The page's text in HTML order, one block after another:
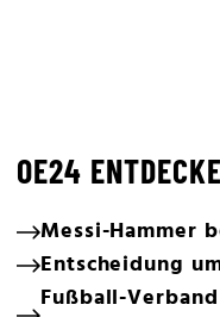
OE24
Messi-Hammer
Entscheidung
Fußball-